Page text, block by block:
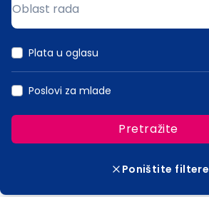
Oblast rada
Plata u oglasu
Poslovi za mlade
Pretražite
Poništite filtere